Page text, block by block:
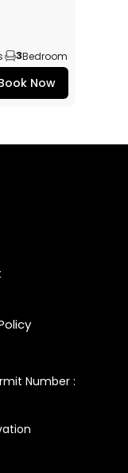
3Bedrooms
Now
Number :